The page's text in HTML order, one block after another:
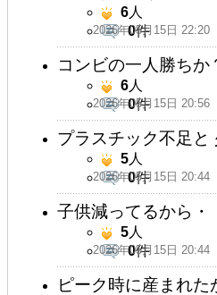
2026年05月15日 22:20
6人
0件
コンビの一人勝ちか
2026年05月15日 20:56
6人
0件
プラスチック不足
2026年05月15日 20:44
5人
0件
子供減ってるから・
2026年05月15日 20:44
5人
0件
ピーク時に産まれ